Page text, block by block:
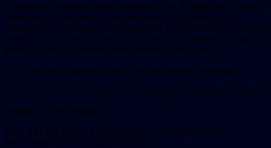
Pradedu nuo aiškių moralinių klausimų Linui Kukuraičiui. Lauksiu
atsakymų. Ar tikiu, kad jis sugebės suvokti, jog politika yra ne
raudos prie karstų, kapų ar ligoninių lovų, nežinau. Abejoju. Bet, dar
viena E. Levino mintis: „ Herojus yra tas, kuris visuomet įžvelgia
paskutinį šansą; tai žmogus, kuris nesiliauja rasti šansų“.
Aš esu ta, kuri jų kasdien ieško. Ir tai yra intelekto pastangos.
Toliau laiškas L. Kukuraičiui. Kai atsakys, pasidalinsiu jo mintimis.
2018-02-23; SN-S(N)-63
DĖL NELEISTINAI APLAIDAUS ATSAKINĖJIMO Į
PARLAMENTINES UŽKLAUSAS